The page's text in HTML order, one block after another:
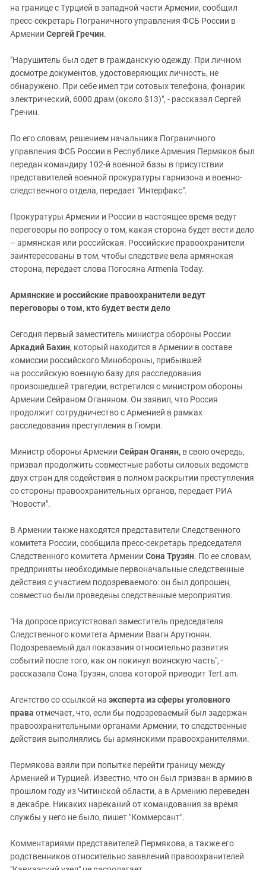
на границе с Турцией в западной части Армении, сообщил
пресс-секретарь Пограничного управления ФСБ России в
Армении Сергей Гречин.
"Нарушитель был одет в гражданскую одежду. При личном
досмотре документов, удостоверяющих личность, не
обнаружено. При себе имел три сотовых телефона, фонарик
электрический, 6000 драм (около $13)", - рассказал Сергей
Гречин.
По его словам, решением начальника Пограничного
управления ФСБ России в Республике Армения Пермяков был
передан командиру 102-й военной базы в присутствии
представителей военной прокуратуры гарнизона и военно-
следственного отдела, передает "Интерфакс".
Прокуратуры Армении и России в настоящее время ведут
переговоры по вопросу о том, какая сторона будет вести дело
– армянская или российская. Российские правоохранители
заинтересованы в том, чтобы следствие вела армянская
сторона, передает слова Погосяна Armenia Today.
Армянские и российские правоохранители ведут
переговоры о том, кто будет вести дело
Сегодня первый заместитель министра обороны России
Аркадий Бахин, который находится в Армении в составе
комиссии российского Минобороны, прибывшей
на российскую военную базу для расследования
произошедшей трагедии, встретился с министром обороны
Армении Сейраном Оганяном. Он заявил, что Россия
продолжит сотрудничество с Арменией в рамках
расследования преступления в Гюмри.
Министр обороны Армении Сейран Оганян, в свою очередь,
призвал продолжить совместные работы силовых ведомств
двух стран для содействия в полном раскрытии преступления
со стороны правоохранительных органов, передает РИА
"Новости".
В Армении также находятся представители Следственного
комитета России, сообщила пресс-секретарь председателя
Следственного комитета Армении Сона Трузян. По ее словам,
предприняты необходимые первоначальные следственные
действия с участием подозреваемого: он был допрошен,
совместно были проведены следственные мероприятия.
"На допросе присутствовал заместитель председателя
Следственного комитета Армении Ваагн Арутюнян.
Подозреваемый дал показания относительно развития
событий после того, как он покинул воинскую часть", -
рассказала Сона Трузян, слова которой приводит Tert.am.
Агентство со ссылкой на эксперта из сферы уголовного
права отмечает, что, если бы подозреваемый был задержан
правоохранительными органами Армении, то следственные
действия выполнялись бы армянскими правоохранителями.
Пермякова взяли при попытке перейти границу между
Арменией и Турцией. Известно, что он был призван в армию в
прошлом году из Читинской области, а в Армению переведен
в декабре. Никаких нареканий от командования за время
службы у него не было, пишет "Коммерсант".
Комментариями представителей Пермякова, а также его
родственников относительно заявлений правоохранителей